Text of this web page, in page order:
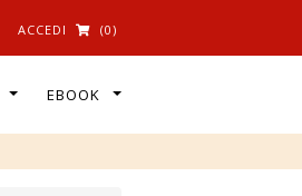
ACCEDI (0)
EBOOK